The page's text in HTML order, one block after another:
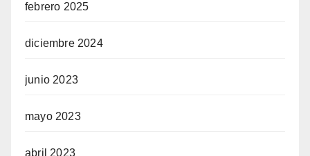
febrero 2025
diciembre 2024
junio 2023
mayo 2023
abril 2023